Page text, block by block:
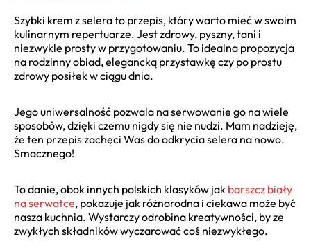
Szybki krem z selera to przepis, który warto mieć w swoim
kulinarnym repertuarze. Jest zdrowy, pyszny, tani i
niezwykle prosty w przygotowaniu. To idealna propozycja
na rodzinny obiad, elegancką przystawkę czy po prostu
zdrowy posiłek w ciągu dnia.
Jego uniwersalność pozwala na serwowanie go na wiele
sposobów, dzięki czemu nigdy się nie nudzi. Mam nadzieję,
że ten przepis zachęci Was do odkrycia selera na nowo.
Smacznego!
To danie, obok innych polskich klasyków jak barszcz biały
na serwatce, pokazuje jak różnorodna i ciekawa może być
nasza kuchnia. Wystarczy odrobina kreatywności, by ze
zwykłych składników wyczarować coś niezwykłego.